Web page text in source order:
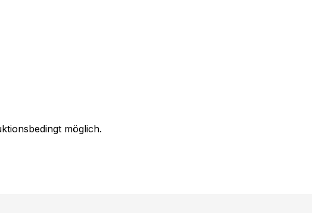
möglich.